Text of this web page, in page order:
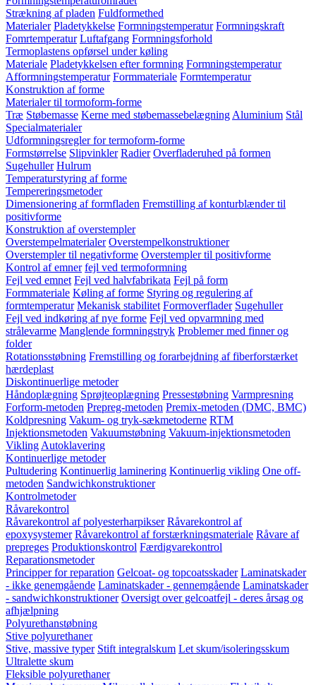
Strækning af pladen Fuldformethed
Materialer Pladetykkelse Formningstemperatur Formningskraft
Fomrtemperatur Luftafgang Formningsforhold
Termoplastens opførsel under køling
Materiale Pladetykkelsen efter formning Formningstemperatur
Afformningstemperatur Formmateriale Formtemperatur
Konstruktion af forme
Materialer til tormoform-forme
Træ Støbemasse Kerne med støbemassebelægning Aluminium Stål
Specialmaterialer
Udformningsregler for termoform-forme
Formstørrelse Slipvinkler Radier Overfladeruhed på formen
Sugehuller Hulrum
Temperaturstyring af forme
Tempereringsmetoder
Dimensionering af formfladen Fremstilling af konturblænder til
positivforme
Konstruktion af overstempler
Overstempelmaterialer Overstempelkonstruktioner
Overstempler til negativforme Overstempler til positivforme
Kontrol af emner fejl ved termoformning
Fejl ved emnet Fejl ved halvfabrikata Fejl på form
Formmateriale Køling af forme Styring og regulering af
formtemperatur Mekanisk stabilitet Formoverflader Sugehuller
Fejl ved indkøring af nye forme Fejl ved opvarmning med
strålevarme Manglende formningstryk Problemer med finner og
folder
Rotationsstøbning Fremstilling og forarbejdning af fiberforstærket
hærdeplast
Diskontinuerlige metoder
Håndoplægning Sprøjteoplægning Pressestøbning Varmpresning
Forform-metoden Prepreg-metoden Premix-metoden (DMC, BMC)
Koldpresning Vakum- og tryk-sækmetoderne RTM
Injektionsmetoden Vakuumstøbning Vakuum-injektionsmetoden
Vikling Autoklavering
Kontinuerlige metoder
Pultudering Kontinuerlig laminering Kontinuerlig vikling One off-
metoden Sandwichkonstruktioner
Kontrolmetoder
Råvarekontrol
Råvarekontrol af polyesterharpikser Råvarekontrol af
epoxysystemer Råvarekontrol af forstærkningsmateriale Råvare af
prepreges Produktionskontrol Færdigvarekontrol
Reparationsmetoder
Principper for reparation Gelcoat- og topcoatsskader Laminatskader
- ikke genemgående Laminatskader - gennemgående Laminatskader
- sandwichkonstruktioner Oversigt over gelcoatfejl - deres årsag og
afhjælpning
Polyurethanstøbning
Stive polyurethaner
Stive, massive typer Stift integralskum Let skum/isoleringsskum
Ultralette skum
Fleksible polyurethaner